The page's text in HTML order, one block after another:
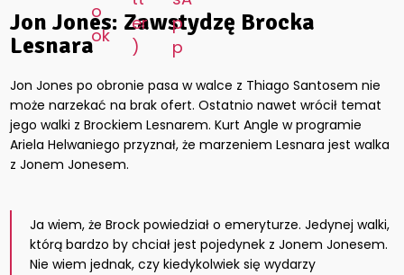
Jon Jones: Zawstydzę Brocka
Lesnara
Jon Jones po obronie pasa w walce z Thiago Santosem nie
może narzekać na brak ofert. Ostatnio nawet wrócił temat
jego walki z Brockiem Lesnarem. Kurt Angle w programie
Ariela Helwaniego przyznał, że marzeniem Lesnara jest walka
z Jonem Jonesem.
Ja wiem, że Brock powiedział o emeryturze. Jedynej walki,
którą bardzo by chciał jest pojedynek z Jonem Jonesem.
Nie wiem jednak, czy kiedykolwiek się wydarzy